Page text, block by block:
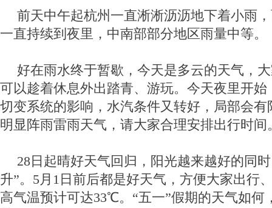
前天中午起杭州一直淅淅沥沥地下着小雨
一直持续到夜里，中南部部分地区雨量中等。
好在雨水终于暂歇，今天是多云的天气，
可以趁着休息外出踏青、游玩。今天夜里开
切变系统的影响，水汽条件又转好，局部会
明显阵雨雷雨天气，请大家合理安排出行时间
28日起晴好天气回归，阳光越来越好的同
升”。5月1日前后都是好天气，方便大家出行
高气温预计可达33℃。“五一”假期的天气如何